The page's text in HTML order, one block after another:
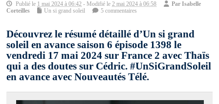
Publié le 1 mai 2024 à 06:42 - Modifié le2 mai 2024 à 06:58 ParIsabelle
Corteilles
Un si grand soleil 5 commentaires
Découvrez le résumé détaillé d’Un si grand
soleil en avance saison 6 épisode 1398 le
vendredi 17 mai 2024 sur France 2 avec Thaïs
qui a des doutes sur Cédric. #UnSiGrandSoleil
en avance avec Nouveautés Télé.